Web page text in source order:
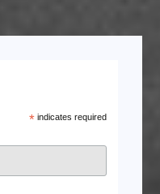
* indicates required